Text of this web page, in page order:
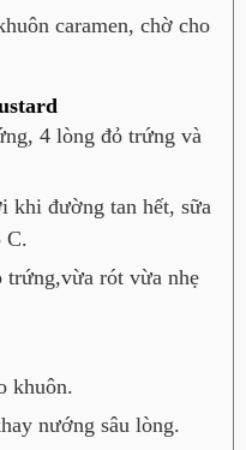
caramen, chờ cho
4 lòng đỏ trứng và
khi đường tan hết, sữa
C.
rót vừa nhẹ
khuôn.
nướng sâu lòng.